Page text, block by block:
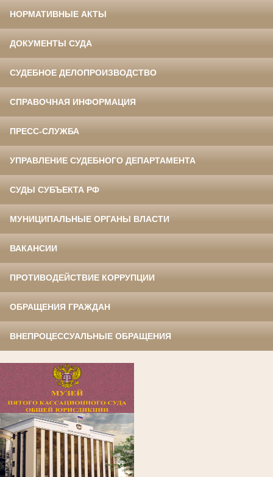
НОРМАТИВНЫЕ АКТЫ
ДОКУМЕНТЫ СУДА
СУДЕБНОЕ ДЕЛОПРОИЗВОДСТВО
СПРАВОЧНАЯ ИНФОРМАЦИЯ
ПРЕСС-СЛУЖБА
УПРАВЛЕНИЕ СУДЕБНОГО ДЕПАРТАМЕНТА
СУДЫ СУБЪЕКТА РФ
МУНИЦИПАЛЬНЫЕ ОРГАНЫ ВЛАСТИ
ВАКАНСИИ
ПРОТИВОДЕЙСТВИЕ КОРРУПЦИИ
ОБРАЩЕНИЯ ГРАЖДАН
ВНЕПРОЦЕССУАЛЬНЫЕ ОБРАЩЕНИЯ